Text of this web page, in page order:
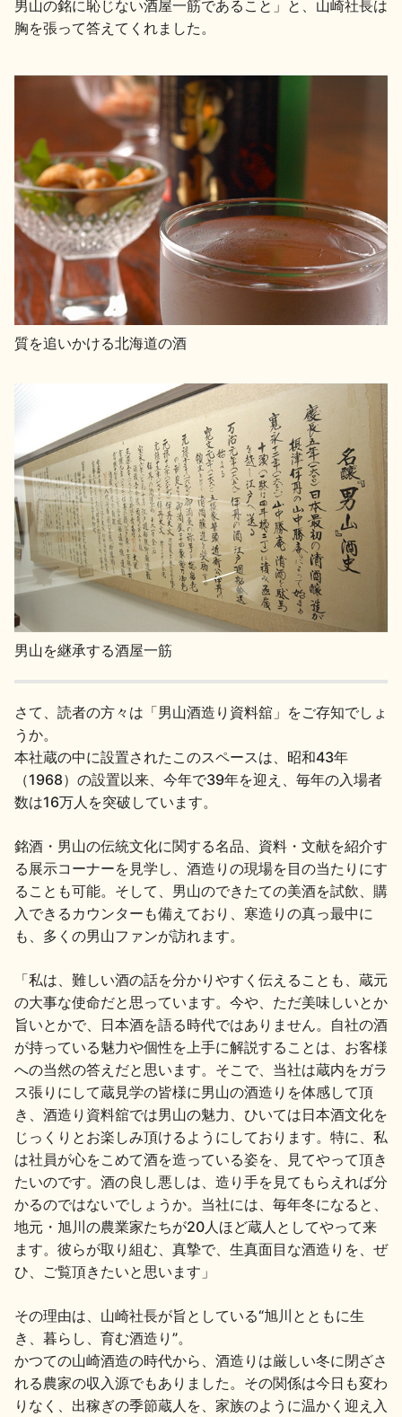
男山の銘に恥じない酒屋一筋であること」と、山崎社長は
胸を張って答えてくれました。
質を追いかける北海道の酒
男山を継承する酒屋一筋
さて、読者の方々は「男山酒造り資料舘」をご存知でしょ
うか。
本社蔵の中に設置されたこのスペースは、昭和43年
（1968）の設置以来、今年で39年を迎え、毎年の入場者
数は16万人を突破しています。
銘酒・男山の伝統文化に関する名品、資料・文献を紹介す
る展示コーナーを見学し、酒造りの現場を目の当たりにす
ることも可能。そして、男山のできたての美酒を試飲、購
入できるカウンターも備えており、寒造りの真っ最中に
も、多くの男山ファンが訪れます。
「私は、難しい酒の話を分かりやすく伝えることも、蔵元
の大事な使命だと思っています。今や、ただ美味しいとか
旨いとかで、日本酒を語る時代ではありません。自社の酒
が持っている魅力や個性を上手に解説することは、お客様
への当然の答えだと思います。そこで、当社は蔵内をガラ
ス張りにして蔵見学の皆様に男山の酒造りを体感して頂
き、酒造り資料舘では男山の魅力、ひいては日本酒文化を
じっくりとお楽しみ頂けるようにしております。特に、私
は社員が心をこめて酒を造っている姿を、見てやって頂き
たいのです。酒の良し悪しは、造り手を見てもらえれば分
かるのではないでしょうか。当社には、毎年冬になると、
地元・旭川の農業家たちが20人ほど蔵人としてやって来
ます。彼らが取り組む、真摯で、生真面目な酒造りを、ぜ
ひ、ご覧頂きたいと思います」
その理由は、山崎社長が旨としている“旭川とともに生
き、暮らし、育む酒造り”。
かつての山崎酒造の時代から、酒造りは厳しい冬に閉ざさ
れる農家の収入源でもありました。その関係は今日も変わ
りなく、出稼ぎの季節蔵人を、家族のように温かく迎え入